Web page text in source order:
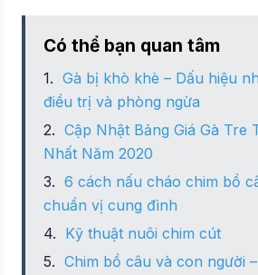
Có thể bạn quan tâm
Gà bị khò khè – Dấu hiệu
điều trị và phòng ngừa
Cập Nhật Bảng Giá Gà Tre
Nhất Năm 2020
6 cách nấu cháo chim bồ
chuẩn vị cung đình
Kỹ thuật nuôi chim cút
Chim bồ câu và con người